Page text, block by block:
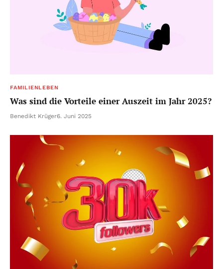
FAMILIENLEBEN
Was sind die Vorteile einer Auszeit im Jahr 2025?
Benedikt Krüger6. Juni 2025